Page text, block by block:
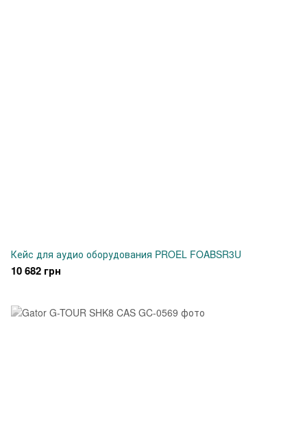
Кейс для аудио оборудования PROEL FOABSR3U
10 682 грн